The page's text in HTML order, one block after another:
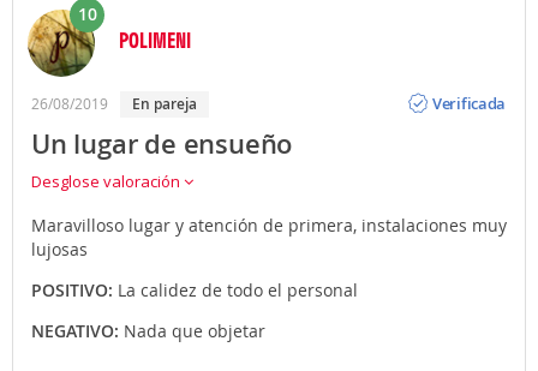
10
POLIMENI
26/08/2019 en pareja
Verificada
Un lugar de ensueño
Desglose valoración
Maravilloso lugar y atención de primera, instalaciones muy
lujosas
POSITIVO: La calidez de todo el personal
NEGATIVO: Nada que objetar